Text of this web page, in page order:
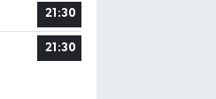
21:30
21:30